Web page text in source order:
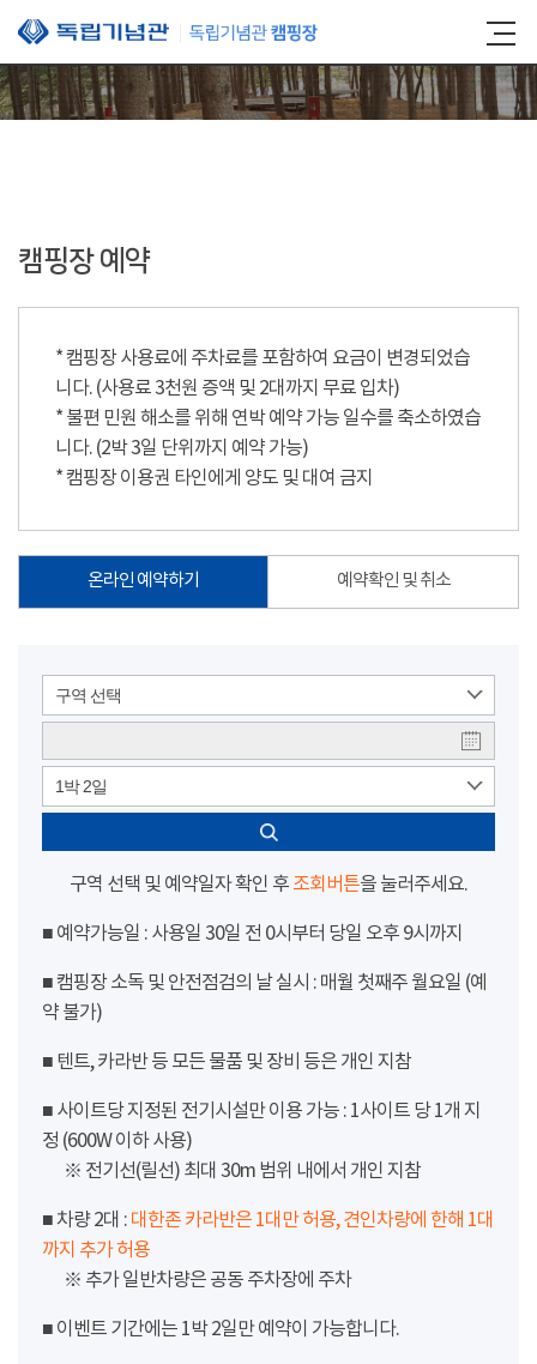
본문 바로가기
캠핑장 예약
* 캠핑장 사용료에 주차료를 포함하여 요금이 변경되었습
니다. (사용료 3천원 증액 및 2대까지 무료 입차)
* 불편 민원 해소를 위해 연박 예약 가능 일수를 축소하였습
니다. (2박 3일 단위까지 예약 가능)
* 캠핑장 이용권 타인에게 양도 및 대여 금지
온라인 예약하기 예약확인 및 취소
구역 선택
1박 2일
구역 선택 및 예약일자 확인 후 조회버튼을 눌러주세요.
■ 예약가능일 : 사용일 30일 전 0시부터 당일 오후 9시까지
■ 캠핑장 소독 및 안전점검의 날 실시 : 매월 첫째주 월요일 (예
약 불가)
■ 텐트, 카라반 등 모든 물품 및 장비 등은 개인 지참
■ 사이트당 지정된 전기시설만 이용 가능 : 1사이트 당 1개 지
정 (600W 이하 사용)
※ 전기선(릴선) 최대 30m 범위 내에서 개인 지참
■ 차량 2대 : 대한존 카라반은 1대만 허용, 견인차량에 한해 1대
까지 추가 허용
※ 추가 일반차량은 공동 주차장에 주차
■ 이벤트 기간에는 1박 2일만 예약이 가능합니다.